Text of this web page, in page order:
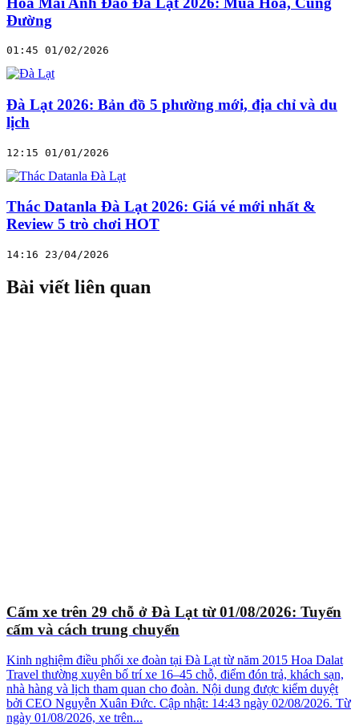
Đường
01:45 01/02/2026
Đà Lạt 2026: Bản đồ 5 phường mới, địa chỉ và du
lịch
12:15 01/01/2026
Thác Datanla Đà Lạt 2026: Giá vé mới nhất &
Review 5 trò chơi HOT
14:16 23/04/2026
Bài viết liên quan
Cấm xe trên 29 chỗ ở Đà Lạt từ 01/08/2026: Tuyến
cấm và cách trung chuyển
Kinh nghiệm điều phối xe đoàn tại Đà Lạt từ năm 2015 Hoa Dalat
Travel thường xuyên bố trí xe 16–45 chỗ, điểm đón trả, khách sạn,
nhà hàng và lịch tham quan cho đoàn. Nội dung được kiểm duyệt
bởi CEO Nguyễn Xuân Đức. Cập nhật: 14:43 ngày 02/08/2026. Từ
ngày 01/08/2026, xe trên...